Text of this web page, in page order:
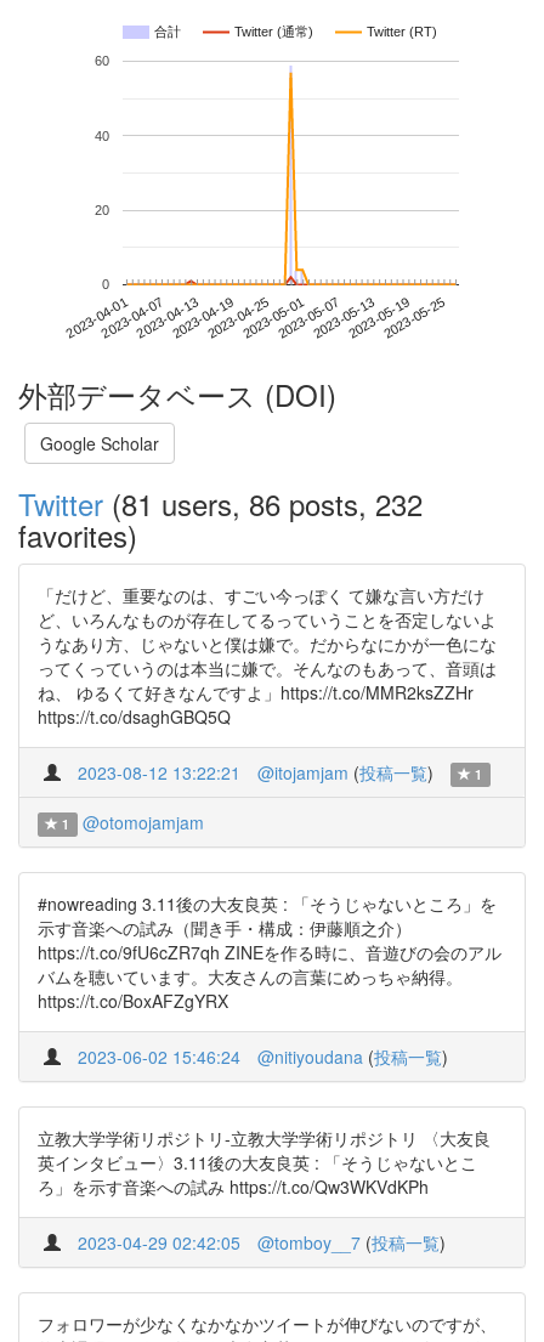
合計 Twitter (通常) Twitter (RT)
2023-04-012023-04-072023-04-132023-04-192023-04-252023-05-012023-05-072023-05-132023-05-192023-05-25
0
20
40
60
外部データベース (DOI)
Google Scholar
Twitter (81 users, 86 posts, 232
favorites)
「だけど、重要なのは、すごい今っぽく て嫌な言い方だけ
ど、いろんなものが存在してるっていうことを否定しないよ
うなあり方、じゃないと僕は嫌で。だからなにかが一色にな
ってくっていうのは本当に嫌で。そんなのもあって、音頭は
ね、 ゆるくて好きなんですよ」https://t.co/MMR2ksZZHr
https://t.co/dsaghGBQ5Q
2023-08-12 13:22:21 @itojamjam (投稿一覧) 1
1 @otomojamjam
#nowreading 3.11後の大友良英 : 「そうじゃないところ」を
示す音楽への試み（聞き手・構成：伊藤順之介）
https://t.co/9fU6cZR7qh ZINEを作る時に、音遊びの会のアル
バムを聴いています。大友さんの言葉にめっちゃ納得。
https://t.co/BoxAFZgYRX
2023-06-02 15:46:24 @nitiyoudana (投稿一覧)
立教大学学術リポジトリ-立教大学学術リポジトリ 〈大友良
英インタビュー〉3.11後の大友良英 : 「そうじゃないとこ
ろ」を示す音楽への試み https://t.co/Qw3WKVdKPh
2023-04-29 02:42:05 @tomboy__7 (投稿一覧)
フォロワーが少なくなかなかツイートが伸びないのですが、